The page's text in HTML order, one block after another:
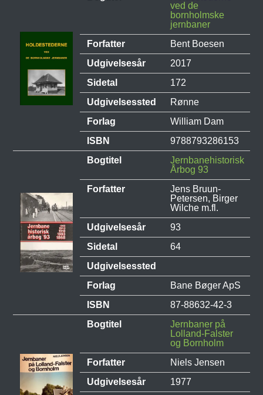
ved de
bornholmske
jernbaner
Forfatter
Bent Boesen
Udgivelsesår
2017
Sidetal
172
Udgivelsessted
Rønne
Forlag
William Dam
ISBN
9788793286153
Bogtitel
Jernbanehistorisk
Årbog 93
Forfatter
Jens Bruun-
Petersen, Birger
Wilche m.fl.
Udgivelsesår
93
Sidetal
64
Udgivelsessted
Forlag
Bane Bøger ApS
ISBN
87-88632-42-3
Bogtitel
Jernbaner på
Lolland-Falster
og Bornholm
Forfatter
Niels Jensen
Udgivelsesår
1977